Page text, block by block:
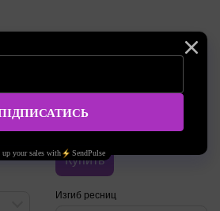
изгиб C толщина 0.07 длина 7-
15 мм 16 линий
145.00 грн
Купить
Изгиб ресниц